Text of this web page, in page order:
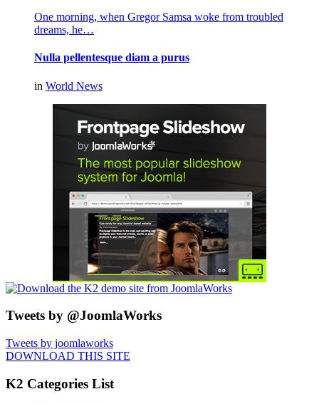
One morning, when Gregor Samsa woke from troubled
dreams, he…
Nulla pellentesque diam a purus
in World News
Tweets by @JoomlaWorks
Tweets by joomlaworks
DOWNLOAD THIS SITE
K2 Categories List